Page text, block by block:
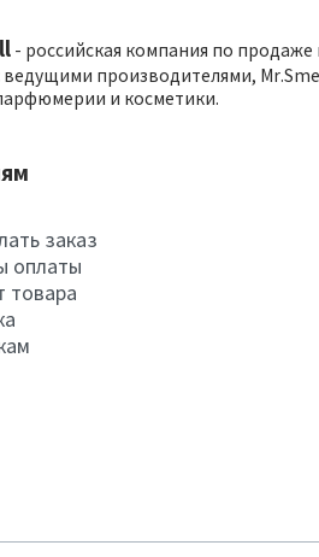
- российская компания по
ведущими производителями,
и косметики.
заказ
оплаты
товара